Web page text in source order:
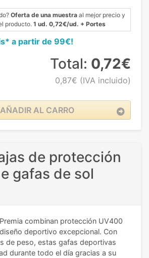
Oferta de una muestra al mejor precio y
producto. 1 ud. 0,72€/ud. + Portes
a partir de 99€!
Total: 0,72€
0,87€ (IVA incluido)
AL CARRO
de protección
gafas de sol
Premia combinan protección UV400
deportivo excepcional. Con
de peso, estas gafas deportivas
durante todo el día gracias a su